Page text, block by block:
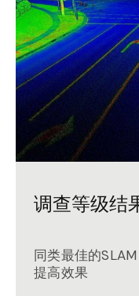
调查等级结
同类最佳的
提高效果